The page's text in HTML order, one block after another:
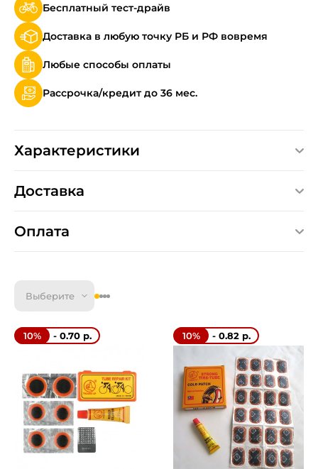
Бесплатный тест-драйв
Доставка в любую точку РБ и РФ вовремя
Любые способы оплаты
Рассрочка/кредит до 36 мес.
Характеристики
Доставка
Оплата
Выберите
10% - 0.70 р. 10% - 0.82 р.